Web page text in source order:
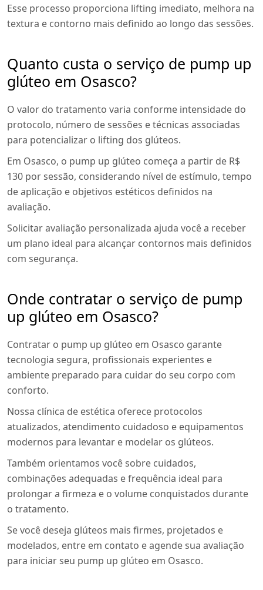
Esse processo proporciona lifting imediato, melhora na
textura e contorno mais definido ao longo das sessões.
Quanto custa o serviço de pump up
glúteo em Osasco?
O valor do tratamento varia conforme intensidade do
protocolo, número de sessões e técnicas associadas
para potencializar o lifting dos glúteos.
Em Osasco, o pump up glúteo começa a partir de R$
130 por sessão, considerando nível de estímulo, tempo
de aplicação e objetivos estéticos definidos na
avaliação.
Solicitar avaliação personalizada ajuda você a receber
um plano ideal para alcançar contornos mais definidos
com segurança.
Onde contratar o serviço de pump
up glúteo em Osasco?
Contratar o pump up glúteo em Osasco garante
tecnologia segura, profissionais experientes e
ambiente preparado para cuidar do seu corpo com
conforto.
Nossa clínica de estética oferece protocolos
atualizados, atendimento cuidadoso e equipamentos
modernos para levantar e modelar os glúteos.
Também orientamos você sobre cuidados,
combinações adequadas e frequência ideal para
prolongar a firmeza e o volume conquistados durante
o tratamento.
Se você deseja glúteos mais firmes, projetados e
modelados, entre em contato e agende sua avaliação
para iniciar seu pump up glúteo em Osasco.